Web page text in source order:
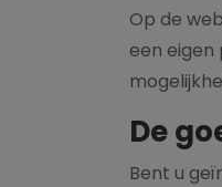
Op de
een eigen
De
Bent u